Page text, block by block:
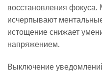
восстановления
исчерпывают
истощение снижает
напряжением.
Выключение